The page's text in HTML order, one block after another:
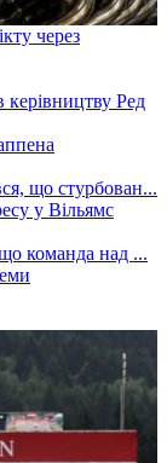
через
у Вільямс